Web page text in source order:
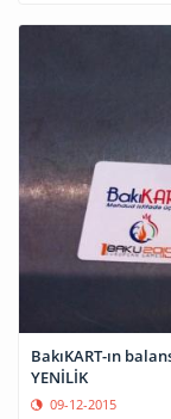
BakıKART-ın
YENİLİK
09-12-2015